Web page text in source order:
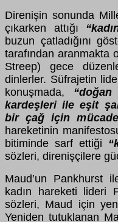
Direnişin sonunda
çıkarken attığı
buzun çatladığını
tarafından aranmakta
Streep) gece
dinlerler. Süfrajetin
konuşmada,
kardeşleri ile eşit
bir çağ için
hareketinin
bitiminde sarf ettiği
sözleri, direnişçilere
Maud’un Pankhurst
kadın hareketi lideri
sözleri, Maud için
Yeniden tutuklanan